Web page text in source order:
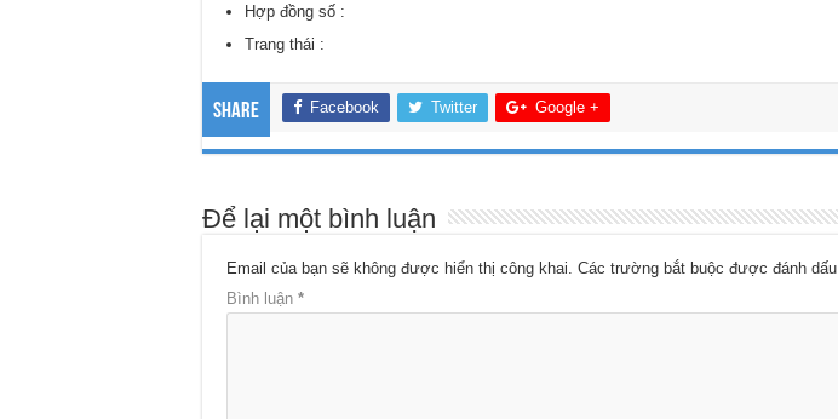
Hợp đồng số :
Trang thái :
Share Facebook Twitter Google +
Để lại một bình luận
Email của bạn sẽ không được hiển thị công khai. Các trường bắt buộc được đánh dấu
Bình luận *